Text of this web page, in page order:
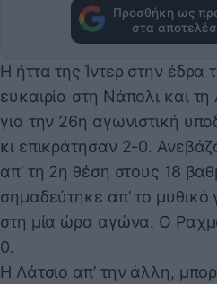
Προσθήκη ως
στα
Η ήττα της Ίντερ στην έδρα
ευκαιρία στη Νάπολι και τη
για την 26η αγωνιστική
κι επικράτησαν 2-0.
απ’ τη 2η θέση στους 18
σημαδεύτηκε απ’ το
στη μία ώρα αγώνα. Ο
0.
Η Λάτσιο απ’ την άλλη,